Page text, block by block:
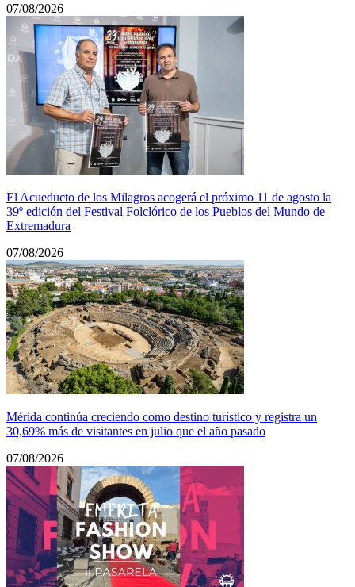
07/08/2026
El Acueducto de los Milagros acogerá el próximo 11 de agosto la
39º edición del Festival Folclórico de los Pueblos del Mundo de
Extremadura
07/08/2026
Mérida continúa creciendo como destino turístico y registra un
30,69% más de visitantes en julio que el año pasado
07/08/2026